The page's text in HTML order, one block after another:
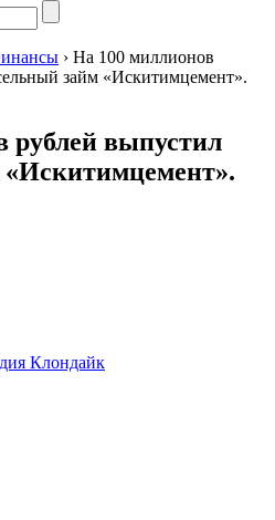
› На 100 миллионов
займ «Искитимцемент».
рублей выпустил
Клондайк